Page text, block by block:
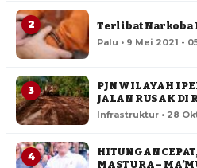
2 Terlibat Narkoba
Palu • 9 Mei 2021 -
3
PJN WILAYAH I
JALAN RUSAK DI
Infrastruktur • 28
4
HITUNGAN
MASTURA –